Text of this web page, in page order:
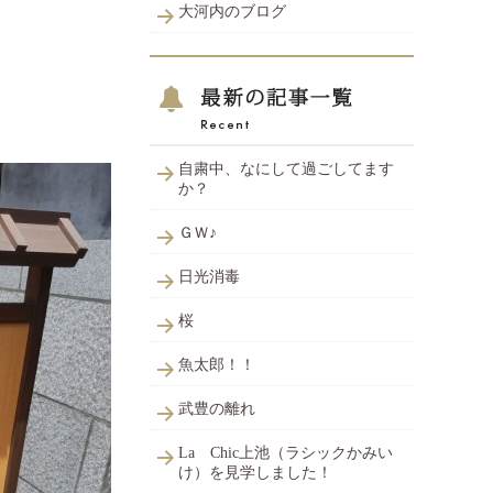
大河内のブログ
自粛中、なにして過ごしてます
か？
ＧＷ♪
日光消毒
桜
魚太郎！！
武豊の離れ
La Chic上池（ラシックかみい
け）を見学しました！